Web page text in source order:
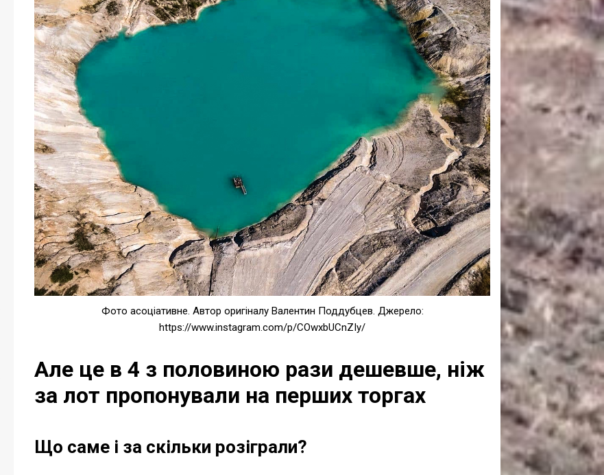
САНКЦІЙНІ НАДРА
TECHNO
CRITICAL MINERALS
НАДРА ІНШИХ
ПРО ПРОЕКТ
Фото асоціативне. Автор оригіналу Валентин Поддубцев. Джерело:
https://www.instagram.com/p/COwxbUCnZIy/
Але це в 4 з половиною рази дешевше, ніж
за лот пропонували на перших торгах
Що саме і за скільки розіграли?